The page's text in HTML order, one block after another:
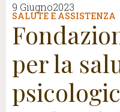
9 Giugno2023
SALUTE E ASSISTENZA
per la